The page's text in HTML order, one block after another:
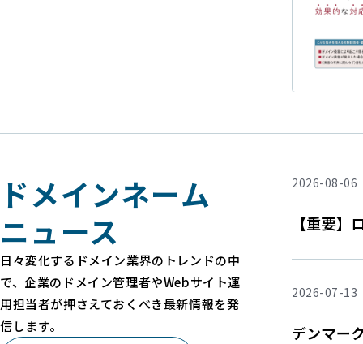
ドメインネーム
ニュース
日々変化するドメイン業界のトレンドの中
で、企業のドメイン管理者やWebサイト運
用担当者が押さえておくべき最新情報を発
信します。
2026-08-06
【重要
2026-07-13
デンマー